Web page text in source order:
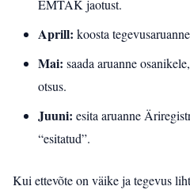
EMTAK jaotust.
Aprill: koosta
Mai: saada aruanne
otsus.
Juuni: esita aruanne
“esitatud”.
Kui ettevõte on väike ja tegevus